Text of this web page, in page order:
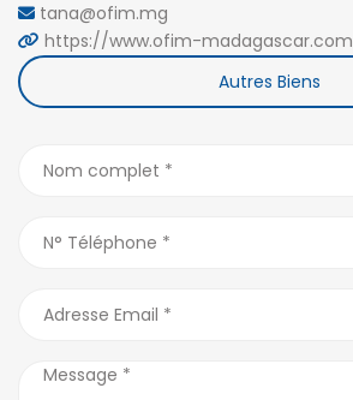
tana@ofim.mg
https://www.ofim-madagascar.com
Autres Biens